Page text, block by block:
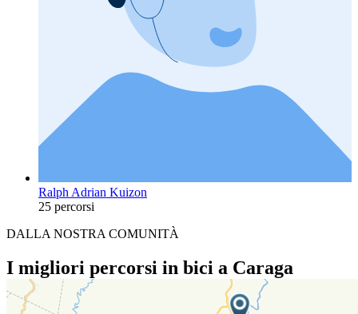
Ralph Adrian Kuizon
25 percorsi
DALLA NOSTRA COMUNITÀ
I migliori percorsi in bici a Caraga